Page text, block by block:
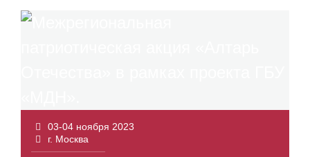
03-04 ноября 2023
г. Москва